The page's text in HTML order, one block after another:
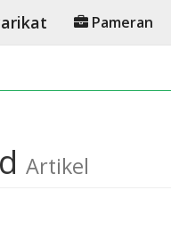
Pameran
Artikel